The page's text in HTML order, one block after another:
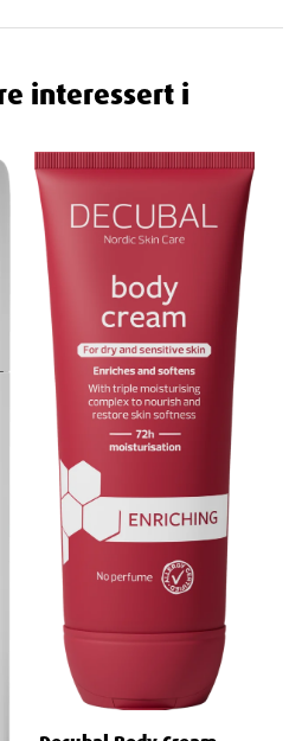
hud
ingredienser som glycerin og renset
pleie og næring. Vitamin B3
naturlige barriere, noe som gir
for parfyme og fargestoffer, noe som
%, noe som gir en balansert
å føles fet på huden.
barn.
før bruk for fullstendige
og mild fuktighetskrem som er
og sensitiv hud. Med sin lette
som glycerin, renset
B3, gir denne kremen fuktighet og
interessert i